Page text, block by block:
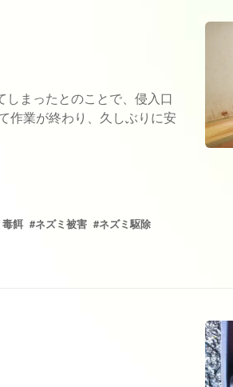
まったとのことで、侵入口
作業が終わり、久しぶりに安
餌 #ネズミ被害 #ネズミ駆除